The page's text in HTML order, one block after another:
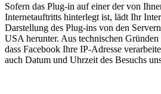
Sofern das Plug-in auf einer der von
Internetauftritts hinterlegt ist, lädt Ihr
Darstellung des Plug-ins von den
USA herunter. Aus technischen
dass Facebook Ihre IP-Adresse
auch Datum und Uhrzeit des Besuchs